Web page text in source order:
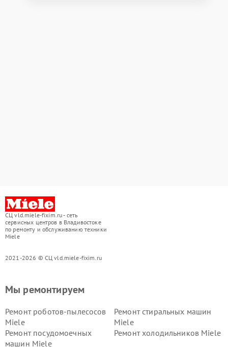
СЦ vld.miele-fixim.ru - сеть
сервисных центров в Владивостоке
по ремонту и обслуживанию техники
Miele
2021-2026 © СЦ vld.miele-fixim.ru
Мы ремонтируем
Ремонт роботов-пылесосов
Miele
Ремонт стиральных машин
Miele
Ремонт посудомоечных
машин Miele
Ремонт холодильников Miele